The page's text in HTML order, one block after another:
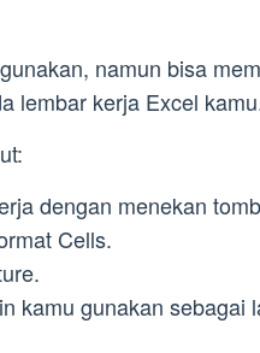
namun bisa
lembar kerja Excel
dengan menekan
Cells.
kamu gunakan sebagai